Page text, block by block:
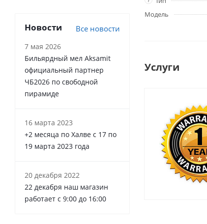
Модель
Услуги
Новости Все новости
7 мая 2026
Бильярдный мел Aksamit
официальный партнер
ЧБ2026 по свободной
пирамиде
16 марта 2023
+2 месяца по Халве с 17 по
19 марта 2023 года
20 декабря 2022
22 декабря наш магазин
работает с 9:00 до 16:00